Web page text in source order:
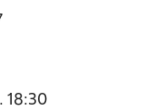
18:30